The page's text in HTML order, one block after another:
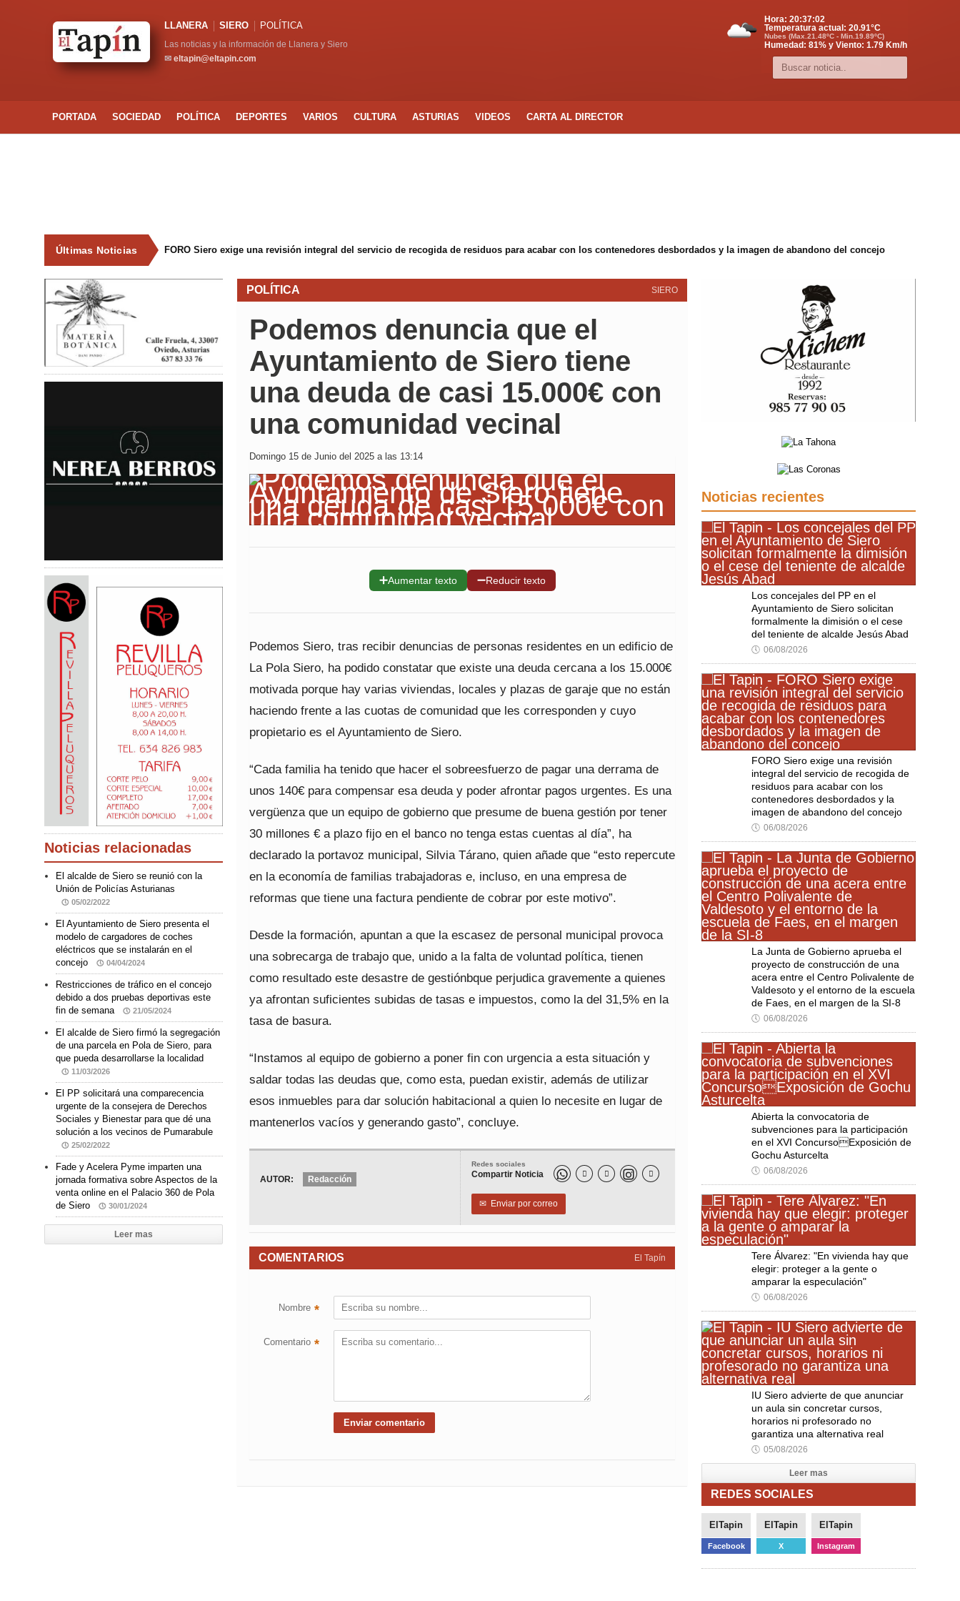
LLANERA SIERO POLÍTICA
Las noticias y la información de Llanera y Siero
✉ eltapin@eltapin.com
Hora: 20:37:02
Temperatura actual: 20.91°C
Nubes (Max.21.48ºC - Min.19.89ºC)
Humedad: 81% y Viento: 1.79 Km/h
PORTADA SOCIEDAD POLÍTICA DEPORTES VARIOS CULTURA ASTURIAS VIDEOS CARTA AL DIRECTOR
Últimas Noticias FORO Siero exige una revisión integral del servicio de recogida de residuos para acabar con los contenedores desbordados y la imagen de abandono del concejo
SIERO
POLÍTICA
Podemos denuncia que el
Ayuntamiento de Siero tiene
una deuda de casi 15.000€ con
una comunidad vecinal
Domingo 15 de Junio del 2025 a las 13:14
➕Aumentar texto ➖Reducir texto
Podemos Siero, tras recibir denuncias de personas residentes en un edificio de
La Pola Siero, ha podido constatar que existe una deuda cercana a los 15.000€
motivada porque hay varias viviendas, locales y plazas de garaje que no están
haciendo frente a las cuotas de comunidad que les corresponden y cuyo
propietario es el Ayuntamiento de Siero.
“Cada familia ha tenido que hacer el sobreesfuerzo de pagar una derrama de
unos 140€ para compensar esa deuda y poder afrontar pagos urgentes. Es una
vergüenza que un equipo de gobierno que presume de buena gestión por tener
30 millones € a plazo fijo en el banco no tenga estas cuentas al día”, ha
declarado la portavoz municipal, Silvia Tárano, quien añade que “esto repercute
en la economía de familias trabajadoras e, incluso, en una empresa de
reformas que tiene una factura pendiente de cobrar por este motivo”.
Desde la formación, apuntan a que la escasez de personal municipal provoca
una sobrecarga de trabajo que, unido a la falta de voluntad política, tienen
como resultado este desastre de gestiónbque perjudica gravemente a quienes
ya afrontan suficientes subidas de tasas e impuestos, como la del 31,5% en la
tasa de basura.
“Instamos al equipo de gobierno a poner fin con urgencia a esta situación y
saldar todas las deudas que, como esta, puedan existir, además de utilizar
esos inmuebles para dar solución habitacional a quien lo necesite en lugar de
mantenerlos vacíos y generando gasto”, concluye.
Redes sociales
Compartir Noticia   
✉ Enviar por correo
AUTOR: Redacción
El Tapín
COMENTARIOS
Nombre *
Comentario *
Noticias relacionadas
El alcalde de Siero se reunió con la
Unión de Policías Asturianas
05/02/2022
El Ayuntamiento de Siero presenta el
modelo de cargadores de coches
eléctricos que se instalarán en el
concejo
04/04/2024
Restricciones de tráfico en el concejo
debido a dos pruebas deportivas este
fin de semana
21/05/2024
El alcalde de Siero firmó la segregación
de una parcela en Pola de Siero, para
que pueda desarrollarse la localidad
11/03/2026
El PP solicitará una comparecencia
urgente de la consejera de Derechos
Sociales y Bienestar para que dé una
solución a los vecinos de Pumarabule
25/02/2022
Fade y Acelera Pyme imparten una
jornada formativa sobre Aspectos de la
venta online en el Palacio 360 de Pola
de Siero
30/01/2024
Leer mas
Noticias recientes
Los concejales del PP en el
Ayuntamiento de Siero solicitan
formalmente la dimisión o el cese
del teniente de alcalde Jesús Abad
🕔 06/08/2026
FORO Siero exige una revisión
integral del servicio de recogida de
residuos para acabar con los
contenedores desbordados y la
imagen de abandono del concejo
🕔 06/08/2026
La Junta de Gobierno aprueba el
proyecto de construcción de una
acera entre el Centro Polivalente de
Valdesoto y el entorno de la escuela
de Faes, en el margen de la SI-8
🕔 06/08/2026
Abierta la convocatoria de
subvenciones para la participación
en el XVI ConcursoExposición de
Gochu Asturcelta
🕔 06/08/2026
Tere Álvarez: "En vivienda hay que
elegir: proteger a la gente o
amparar la especulación"
🕔 06/08/2026
IU Siero advierte de que anunciar
un aula sin concretar cursos,
horarios ni profesorado no
garantiza una alternativa real
🕔 05/08/2026
Leer mas
REDES SOCIALES
ElTapin
Facebook
ElTapin
X
ElTapin
Instagram